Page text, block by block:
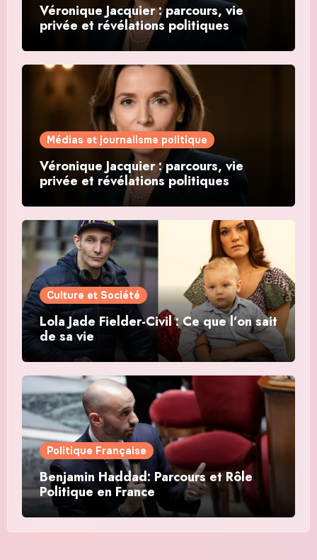
Véronique Jacquier : parcours, vie
privée et révélations politiques
Médias et journalisme politique
Véronique Jacquier : parcours, vie
privée et révélations politiques
Culture et Société
Lola Jade Fielder-Civil : Ce que l’on sait
de sa vie
Politique Française
Benjamin Haddad: Parcours et Rôle
Politique en France